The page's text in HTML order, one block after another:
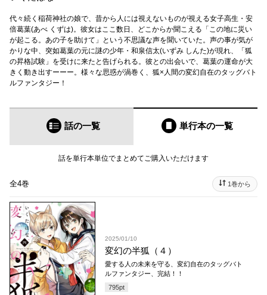
代々続く稲荷神社の娘で、昔から人には視えないものが視える女子高生・安
倍葛葉(あべ くずは)。彼女はここ数日、どこからか聞こえる「この地に災い
が起こる。あの子を助けて」という不思議な声を聞いていた。声の事が気が
かりな中、突如葛葉の元に謎の少年・和泉信太(いずみ しんた)が現れ、「狐
の昇格試験」を受けに来たと告げられる。彼との出会いで、葛葉の運命が大
きく動き出すーーー。様々な思惑が渦巻く、狐×人間の変幻自在のタッグバト
ルファンタジー！
話の一覧 単行本の一覧
話を単行本単位でまとめてご購入いただけます
全4巻 1巻から
2025/01/10
変幻の半狐（４）
愛する人の未来を守る、変幻自在のタッグバト
ルファンタジー、完結！！
795pt